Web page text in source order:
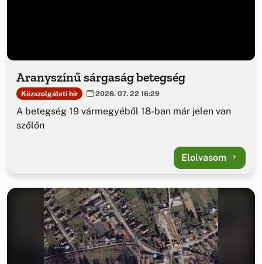
Aranyszínű sárgaság betegség
Közszolgálati hír 2026. 07. 22 16:29
A betegség 19 vármegyéből 18-ban már jelen van
szőlőn
Elolvasom